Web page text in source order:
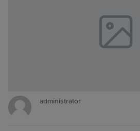
administrator